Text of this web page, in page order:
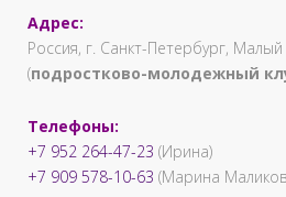
Адрес:
Россия, г. Санкт-Петербург,
(подростково-молодежный
Телефоны:
+7 952 264-47-23 (Ирина)
+7 909 578-10-63 (Марина